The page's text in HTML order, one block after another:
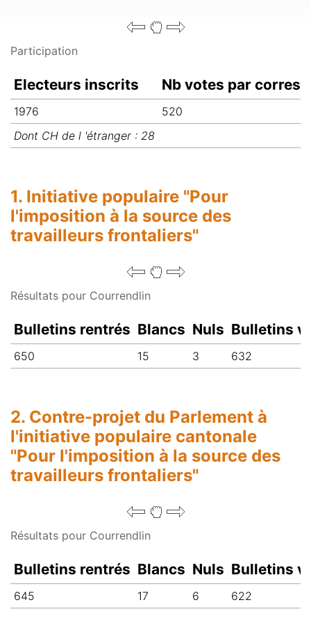
Electeurs inscrits Nb votes par
Participation
1976
520
Dont CH de l 'étranger : 28
1. Initiative populaire "Pour
l'imposition à la source des
travailleurs frontaliers"
Bulletins rentrés Blancs Nuls Bulletins
Résultats pour Courrendlin
650 15 3 632
2. Contre-projet du Parlement à
l'initiative populaire cantonale
"Pour l'imposition à la source des
travailleurs frontaliers"
Bulletins rentrés Blancs Nuls Bulletins
Résultats pour Courrendlin
645 17 6 622